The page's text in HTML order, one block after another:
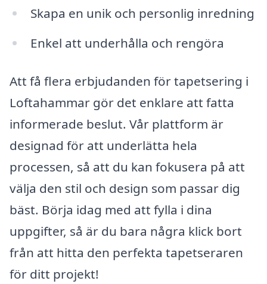
Skapa en unik och personlig inredning
Enkel att underhålla och rengöra
Att få flera erbjudanden för tapetsering i
Loftahammar gör det enklare att fatta
informerade beslut. Vår plattform är
designad för att underlätta hela
processen, så att du kan fokusera på att
välja den stil och design som passar dig
bäst. Börja idag med att fylla i dina
uppgifter, så är du bara några klick bort
från att hitta den perfekta tapetseraren
för ditt projekt!